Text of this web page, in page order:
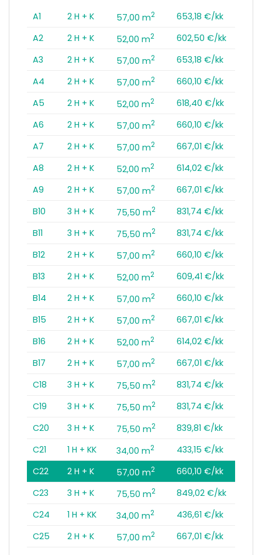
A1 2 H + K 57,00 m2
653,18 €/kk
A2
2 H + K 52,00 m2
602,50 €/kk
A3
2 H + K 57,00 m2
653,18 €/kk
A4
2 H + K 57,00 m2
660,10 €/kk
A5
2 H + K 52,00 m2
618,40 €/kk
A6
2 H + K 57,00 m2
660,10 €/kk
A7
2 H + K 57,00 m2
667,01 €/kk
A8
2 H + K 52,00 m2
614,02 €/kk
A9
2 H + K 57,00 m2
667,01 €/kk
B10
3 H + K 75,50 m2
831,74 €/kk
B11
3 H + K 75,50 m2
831,74 €/kk
B12
2 H + K 57,00 m2
660,10 €/kk
B13
2 H + K 52,00 m2
609,41 €/kk
B14
2 H + K 57,00 m2
660,10 €/kk
B15
2 H + K 57,00 m2
667,01 €/kk
B16
2 H + K 52,00 m2
614,02 €/kk
B17
2 H + K 57,00 m2
667,01 €/kk
C18
3 H + K 75,50 m2
831,74 €/kk
C19
3 H + K 75,50 m2
831,74 €/kk
C20
3 H + K 75,50 m2
839,81 €/kk
C21
1 H + KK 34,00 m2
433,15 €/kk
C22
2 H + K 57,00 m2
660,10 €/kk
C23
3 H + K 75,50 m2
849,02 €/kk
C24
1 H + KK 34,00 m2
436,61 €/kk
C25
2 H + K 57,00 m2 667,01 €/kk